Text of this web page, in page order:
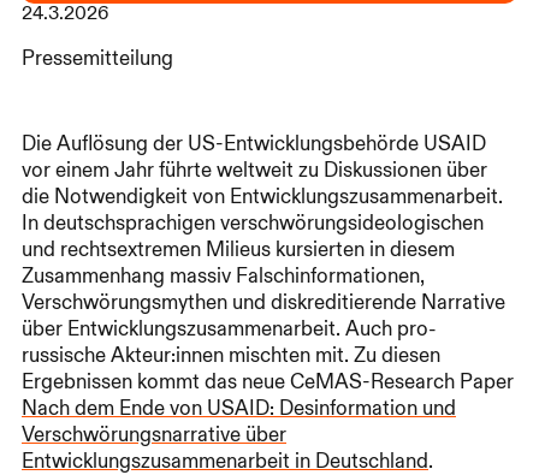
Newsletter
Kontakt
24.3.2026
Pressemitteilung
Die Auflösung der US-Entwicklungsbehörde USAID
vor einem Jahr führte weltweit zu Diskussionen über
die Notwendigkeit von Entwicklungszusammenarbeit.
In deutschsprachigen verschwörungsideologischen
und rechtsextremen Milieus kursierten in diesem
Zusammenhang massiv Falschinformationen,
Verschwörungsmythen und diskreditierende Narrative
über Entwicklungszusammenarbeit. Auch pro-
russische Akteur:innen mischten mit. Zu diesen
Ergebnissen kommt das neue CeMAS-Research Paper
Nach dem Ende von USAID: Desinformation und
Verschwörungsnarrative über
Entwicklungszusammenarbeit in Deutschland.